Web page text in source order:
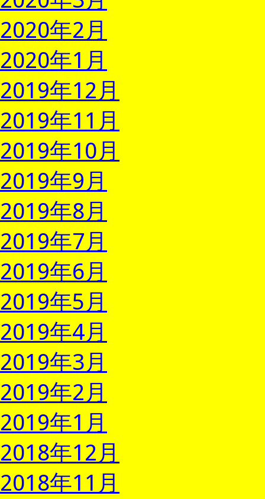
2020年2月
2020年1月
2019年12月
2019年11月
2019年10月
2019年9月
2019年8月
2019年7月
2019年6月
2019年5月
2019年4月
2019年3月
2019年2月
2019年1月
2018年12月
2018年11月